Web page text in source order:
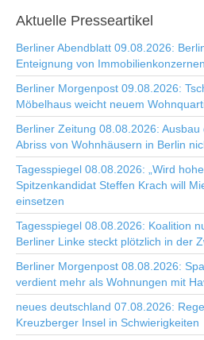
Aktuelle Presseartikel
Berliner Abendblatt 09.08.2026:
Enteignung von Immobilienkonzernen
Berliner Morgenpost 09.08.2026:
Möbelhaus weicht neuem
Berliner Zeitung 08.08.2026:
Abriss von Wohnhäusern in Berlin
Tagesspiegel 08.08.2026: „Wird
Spitzenkandidat Steffen Krach will
einsetzen
Tagesspiegel 08.08.2026: Koalition
Berliner Linke steckt plötzlich in der
Berliner Morgenpost 08.08.2026:
verdient mehr als Wohnungen mit
neues deutschland 07.08.2026:
Kreuzberger Insel in Schwierigkeiten